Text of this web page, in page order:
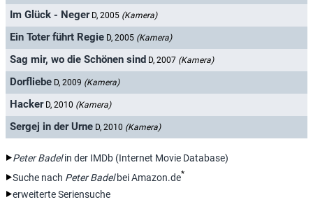
Im Glück - Neger D, 2005 (Kamera)
Ein Toter führt Regie D, 2005 (Kamera)
Sag mir, wo die Schönen sind D, 2007 (Kamera)
Dorfliebe D, 2009 (Kamera)
Hacker D, 2010 (Kamera)
Sergej in der Urne D, 2010 (Kamera)
Peter Badelin der IMDb (Internet Movie Database)
Suche nach Peter Badelbei Amazon.de*
erweiterte Seriensuche